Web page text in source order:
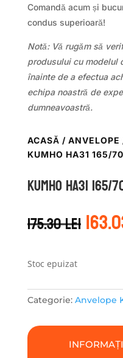
Comandă acum și
condus superioară!
Notă: Vă rugăm să
produsului cu modelul
înainte de a efectua
echipa noastră de
dumneavoastră.
ACASĂ / ANVELOPE
KUMHO HA31 165/
Kumho HA31 165/
175.30lei
Stoc epuizat
Categorie: Anvelope